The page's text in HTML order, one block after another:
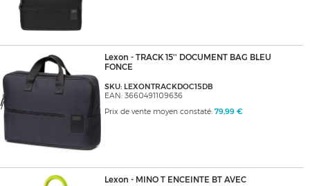
Lexon - TRACK 15'' DOCUMENT BAG BLEU
FONCE
SKU: LEXONTRACKDOC15DB
EAN: 3660491109636
Prix de vente moyen constaté: 79,99 €
Lexon - MINO T ENCEINTE BT AVEC